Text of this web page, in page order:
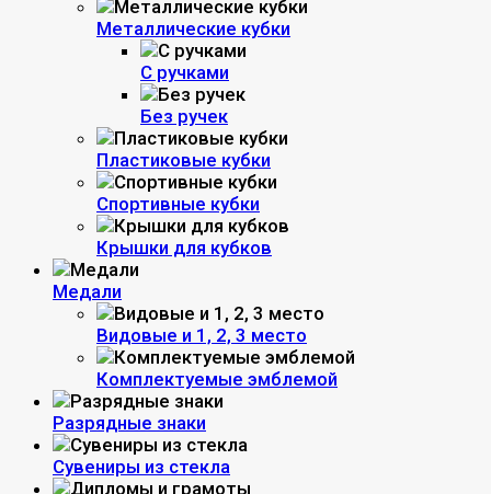
Металлические кубки
С ручками
Без ручек
Пластиковые кубки
Спортивные кубки
Крышки для кубков
Медали
Видовые и 1, 2, 3 место
Комплектуемые эмблемой
Разрядные знаки
Сувениры из стекла